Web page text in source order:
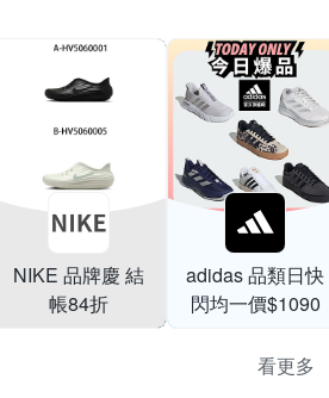
NIKE 品牌慶 結
帳84折
adidas 品類日快
閃均一價$1090
看更多